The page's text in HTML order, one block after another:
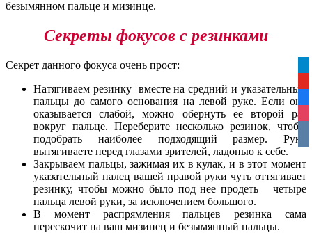
безымянном пальце и мизинце.
Секреты фокусов с резинками
Секрет данного фокуса очень прост:
Натягиваем резинку вместе на средний и указательный
пальцы до самого основания на левой руке. Если она
оказывается слабой, можно обернуть ее второй раз
вокруг пальце. Переберите несколько резинок, чтобы
подобрать наиболее подходящий размер. Руку
вытягиваете перед глазами зрителей, ладонью к себе.
Закрываем пальцы, зажимая их в кулак, и в этот момент
указательный палец вашей правой руки чуть оттягивает
резинку, чтобы можно было под нее продеть четыре
пальца левой руки, за исключением большого.
В момент распрямления пальцев резинка сама
перескочит на ваш мизинец и безымянный пальцы.